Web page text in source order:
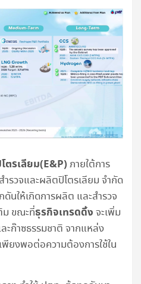
ตรเลียม(E&P) ภายใต้การ
รวจและผลิตปิโตรเลียม จำกัด
นให้เกิดการผลิต และสำรวจ
ม ขณะที่ธุรกิจเทรดดิ้ง จะเพิ่ม
ะก๊าซธรรมชาติ จากแหล่ง
ยงพอต่อความต้องการใช้ใน